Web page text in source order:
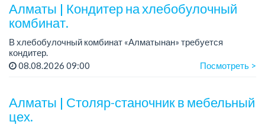
Алматы | Кондитер на хлебобулочный
комбинат.
В хлебобулочный комбинат «Алматынан» требуется
кондитер.
Зарплата: 200 000 тенге на руки.
График работы: 4/3, с 09.00 до 18.00. Дополнительный
08.08.2026 09:00 Посмотреть >
Алматы | Столяр-станочник в мебельный
цех.